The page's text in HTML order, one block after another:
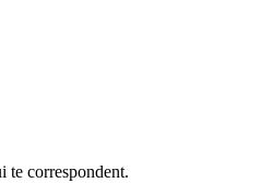
te correspondent.